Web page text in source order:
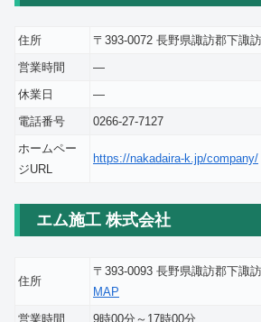
住所 〒393-0072 長野県諏訪郡下諏
営業時間
―
休業日
―
電話番号
0266-27-7127
ホームペー
ジURL
https://nakadaira-k.jp/company/
エム施工 株式会社
住所
〒393-0093 長野県諏訪郡下諏
MAP
営業時間
9時00分～17時00分